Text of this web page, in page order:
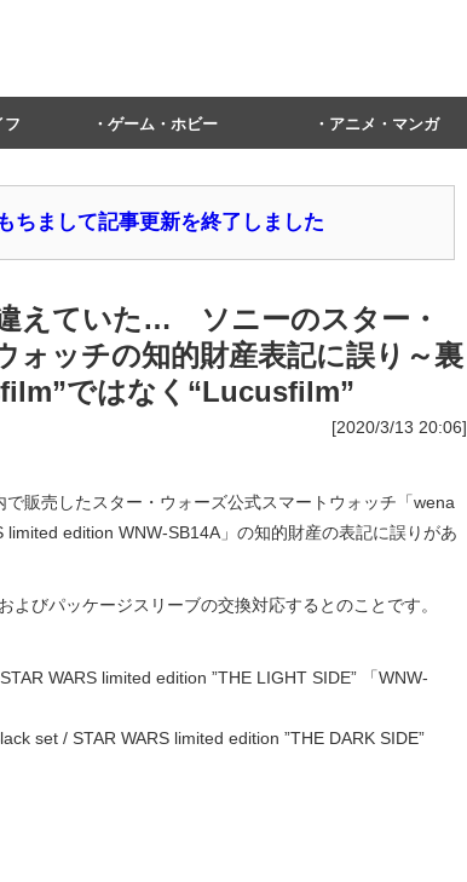
フ ゲーム・ホビー アニメ・マンガ
ちまして記事更新を終了しました
えていた… ソニーのスター・
ォッチの知的財産表記に誤り～裏
ではなく“Lucusfilm”
[2020/3/13 20:06]
販売したスター・ウォーズ公式スマートウォッチ「wena
edition WNW-SB14A」の知的財産の表記に誤りがあ
びパッケージスリーブの交換対応するとのことです。
WARS limited edition ”THE LIGHT SIDE” 「WNW-
set / STAR WARS limited edition ”THE DARK SIDE”